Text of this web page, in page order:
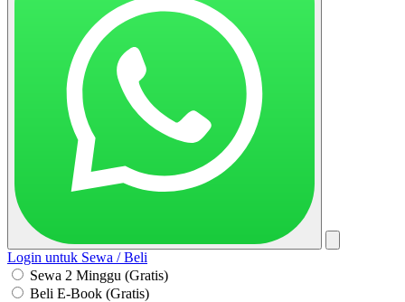
Login untuk Sewa / Beli
Sewa 2 Minggu (Gratis)
Beli E-Book (Gratis)